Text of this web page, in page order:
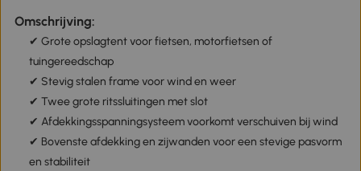
Omschrijving:
✔ Grote opslagtent voor fietsen, motorfietsen of
tuingereedschap
✔ Stevig stalen frame voor wind en weer
✔ Twee grote ritssluitingen met slot
✔ Afdekkingsspanningsysteem voorkomt verschuiven bij wind
✔ Bovenste afdekking en zijwanden voor een stevige pasvorm
en stabiliteit